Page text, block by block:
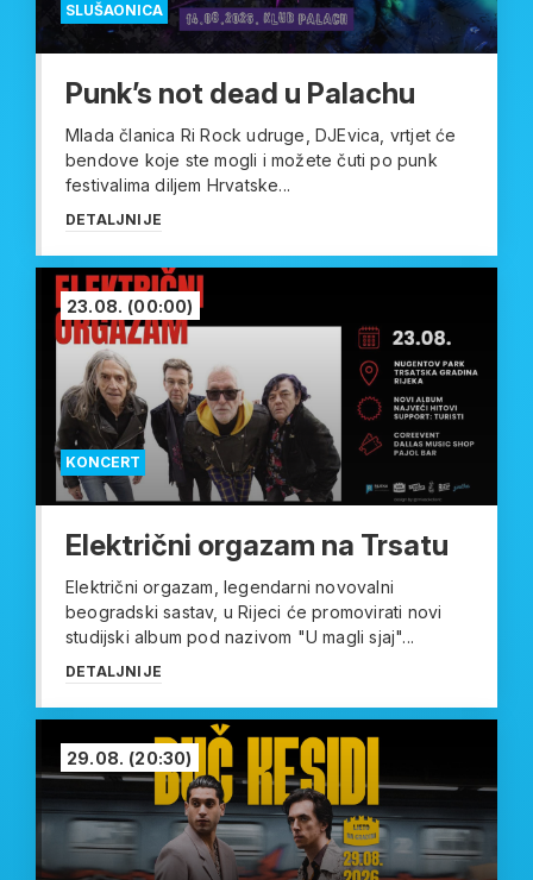
SLUŠAONICA
Punk’s not dead u Palachu
Mlada članica Ri Rock udruge, DJEvica, vrtjet će
bendove koje ste mogli i možete čuti po punk
festivalima diljem Hrvatske...
DETALJNIJE
KONCERT
23.08. (00:00)
Električni orgazam na Trsatu
Električni orgazam, legendarni novovalni
beogradski sastav, u Rijeci će promovirati novi
studijski album pod nazivom "U magli sjaj"...
DETALJNIJE
29.08. (20:30)